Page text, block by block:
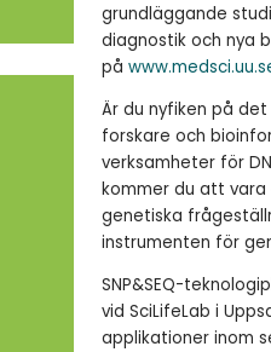
grundläggande
diagnostik och nya
på
Är du nyfiken på
forskare och
verksamheter för
kommer du att
genetiska
instrumenten för
SNP&SEQ-
vid SciLifeLab i
applikationer inom